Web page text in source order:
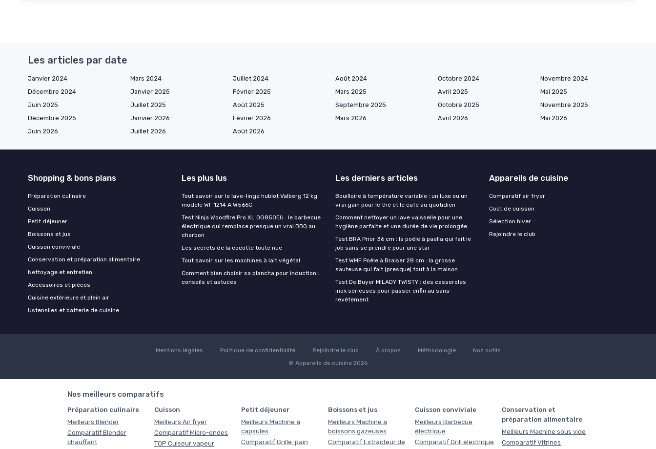
Les articles par date
Janvier 2024 Mars 2024 Juillet 2024 Août 2024 Octobre 2024
Novembre 2024
Décembre 2024
Janvier 2025 Février 2025 Mars 2025 Avril 2025
Mai 2025
Juin 2025
Juillet 2025 Août 2025 Septembre 2025 Octobre 2025
Novembre 2025
Décembre 2025
Janvier 2026 Février 2026 Mars 2026 Avril 2026
Mai 2026
Juin 2026
Juillet 2026 Août 2026
Shopping & bons plans
Préparation culinaire
Cuisson
Petit déjeuner
Boissons et jus
Cuisson conviviale
Conservation et préparation alimentaire
Nettoyage et entretien
Accessoires et pièces
Cuisine extérieure et plein air
Ustensiles et batterie de cuisine
Les plus lus
Tout savoir sur le lave-linge hublot Valberg 12 kg
modèle WF 1214 A W566C
Test Ninja Woodfire Pro XL OG850EU : le barbecue
électrique qui remplace presque un vrai BBQ au
charbon
Les secrets de la cocotte toute nue
Tout savoir sur les machines à lait végétal
Comment bien choisir sa plancha pour induction :
conseils et astuces
Les derniers articles
Bouilloire à température variable : un luxe ou un
vrai gain pour le thé et le café au quotidien
Comment nettoyer un lave vaisselle pour une
hygiène parfaite et une durée de vie prolongée
Test BRA Prior 36 cm : la poêle à paella qui fait le
job sans se prendre pour une star
Test WMF Poêle à Braiser 28 cm : la grosse
sauteuse qui fait (presque) tout à la maison
Test De Buyer MILADY TWISTY : des casseroles
inox sérieuses pour passer enfin au sans-
revêtement
Appareils de cuisine
Comparatif air fryer
Coût de cuisson
Sélection hiver
Rejoindre le club
Mentions légales Politique de confidentialité Rejoindre le club À propos Méthodologie
Nos outils
© Appareils de cuisine 2026
Nos meilleurs comparatifs
Préparation culinaire
Meilleurs Blender
Comparatif Blender
chauffant
Cuisson
Meilleurs Air fryer
Comparatif Micro-ondes
TOP Cuiseur vapeur
Petit déjeuner
Meilleurs Machine à
capsules
Comparatif Grille-pain
Boissons et jus
Meilleurs Machine à
boissons gazeuses
Comparatif Extracteur de
Cuisson conviviale
Meilleurs Barbecue
électrique
Comparatif Grill électrique
Conservation et
préparation alimentaire
Meilleurs Machine sous vide
Comparatif Vitrines